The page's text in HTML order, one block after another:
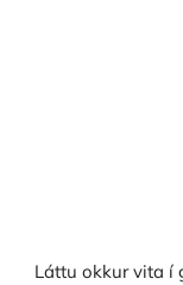
Láttu okkur vita í